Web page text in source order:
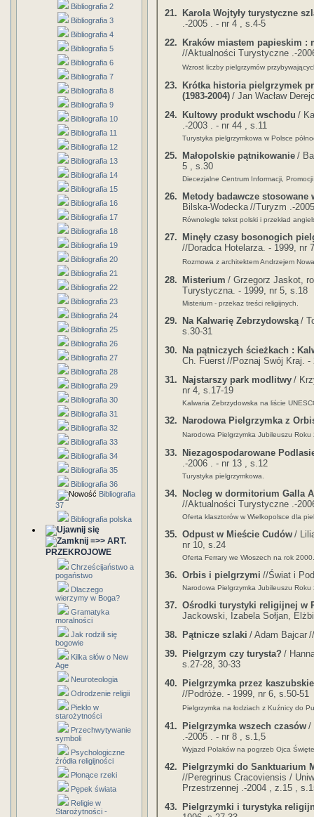
Bibliografia 2
Bibliografia 3
Bibliografia 4
Bibliografia 5
Bibliografia 6
Bibliografia 7
Bibliografia 8
Bibliografia 9
Bibliografia 10
Bibliografia 11
Bibliografia 12
Bibliografia 13
Bibliografia 14
Bibliografia 15
Bibliografia 16
Bibliografia 17
Bibliografia 18
Bibliografia 19
Bibliografia 20
Bibliografia 21
Bibliografia 22
Bibliografia 23
Bibliografia 24
Bibliografia 25
Bibliografia 26
Bibliografia 27
Bibliografia 28
Bibliografia 29
Bibliografia 30
Bibliografia 31
Bibliografia 32
Bibliografia 33
Bibliografia 34
Bibliografia 35
Bibliografia 36
Bibliografia
37
Bibliografia polska
=>> ART.
PRZEKROJOWE
Chrześcijaństwo a
pogaństwo
Dlaczego
wierzymy w Boga?
Gramatyka
moralności
Jak rodzili się
bogowie
Kilka słów o New
Age
Neuroteologia
Odrodzenie religii
Piekło w
starożytności
Przechwytywanie
symboli
Psychologiczne
źródła religijności
Płonące rzeki
Pępek świata
Religie w
Starożytności -
21.
Karola Wojtyły turystyczne
.-2005 . - nr 4 , s.4-5
22.
Kraków miastem papieskim :
//Aktualności Turystyczne .-
Wzrost liczby pielgrzymów
23.
Krótka historia pielgrzymek
(1983-2004) / Jan Wacław
24.
Kultowy produkt wschodu /
.-2003 . - nr 44 , s.11
Turystyka pielgrzymkowa w Polsce
25. Małopolskie pątnikowanie /
5 , s.30
Diecezjalne Centrum Informacji,
26.
Metody badawcze
Bilska-Wodecka //Turyzm .-
Równolegle tekst polski i przekład
27.
Minęły czasy bosonogich
//Doradca Hotelarza. - 1999, nr
Rozmowa z architektem Andrzejem
28. Misterium / Grzegorz Jaskot,
Turystyczna. - 1999, nr 5, s.18
Misterium - przekaz treści religijnych.
29. Na Kalwarię Zebrzydowską /
s.30-31
30.
Na pątniczych ścieżkach :
Ch. Fuerst //Poznaj Swój Kraj. -
31.
Najstarszy park modlitwy /
nr 4, s.17-19
Kalwaria Zebrzydowska na liście
32. Narodowa Pielgrzymka z
Narodowa Pielgrzymka Jubileuszu Roku
33.
Niezagospodarowane
.-2006 . - nr 13 , s.12
Turystyka pielgrzymkowa.
34.
Nocleg w dormitorium Galla
//Aktualności Turystyczne .-
Oferta klasztorów w Wielkopolsce dla
35. Odpust w Mieście Cudów /
nr 10, s.24
Oferta Ferrary we Włoszech na rok 2000.
36. Orbis i pielgrzymi //Świat i
Narodowa Pielgrzymka Jubileuszu Roku
37. Ośrodki turystyki religijnej w
Jackowski, Izabela Sołjan,
38.
Pątnicze szlaki / Adam Bajcar
39.
Pielgrzym czy turysta? /
s.27-28, 30-33
40.
Pielgrzymka przez
//Podróże. - 1999, nr 6, s.50-51
Pielgrzymka na łodziach z Kuźnicy do
41. Pielgrzymka wszech czasów /
.-2005 . - nr 8 , s.1,5
Wyjazd Polaków na pogrzeb Ojca
42.
Pielgrzymki do Sanktuarium
//Peregrinus Cracoviensis /
Przestrzennej .-2004 , z.15 ,
43.
Pielgrzymki i turystyka